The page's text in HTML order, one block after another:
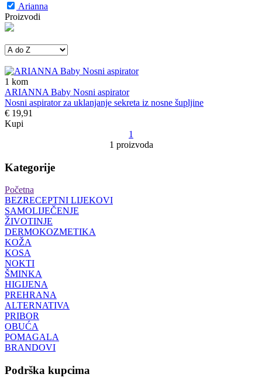
Arianna
Proizvodi
1 kom
ARIANNA Baby Nosni aspirator
Nosni aspirator za uklanjanje sekreta iz nosne šupljine
€ 19,91
Kupi
1
1 proizvoda
Kategorije
Početna
BEZRECEPTNI LIJEKOVI
SAMOLIJEČENJE
ŽIVOTINJE
DERMOKOZMETIKA
KOŽA
KOSA
NOKTI
ŠMINKA
HIGIJENA
PREHRANA
ALTERNATIVA
PRIBOR
OBUĆA
POMAGALA
BRANDOVI
Podrška kupcima